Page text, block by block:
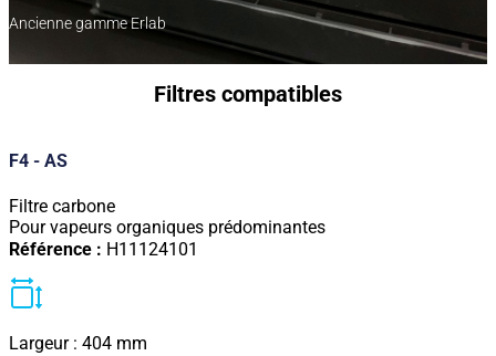
Ancienne gamme Erlab
Filtres compatibles
F4 - AS
Filtre carbone
Pour vapeurs organiques prédominantes
Référence : H11124101
Largeur : 404 mm